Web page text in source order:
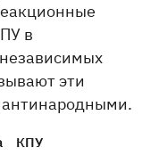
в
эти
КПУ